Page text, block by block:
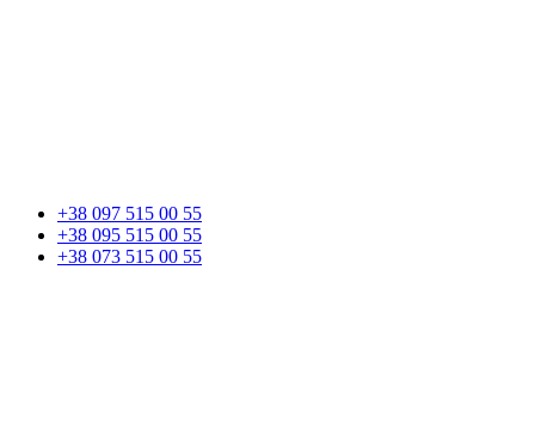
+38 097 515 00 55
+38 095 515 00 55
+38 073 515 00 55